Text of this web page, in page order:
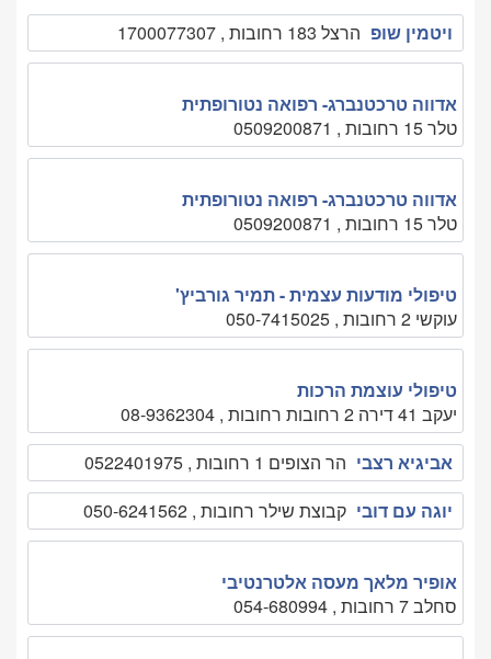
ויטמין שופ הרצל 183 רחובות , 1700077307
אדווה טרכטנברג- רפואה נטורופתית
טלר 15 רחובות , 0509200871
אדווה טרכטנברג- רפואה נטורופתית
טלר 15 רחובות , 0509200871
טיפולי מודעות עצמית - תמיר גורביץ'
עוקשי 2 רחובות , 050-7415025
טיפולי עוצמת הרכות
יעקב 41 דירה 2 רחובות רחובות , 08-9362304
אביגיא רצבי הר הצופים 1 רחובות , 0522401975
יוגה עם דובי קבוצת שילר רחובות , 050-6241562
אופיר מלאך מעסה אלטרנטיבי
סחלב 7 רחובות , 054-680994